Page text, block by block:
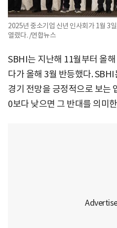
2025년 중소기업 신년 인사회가 1월 3
열렸다. /연합뉴스
SBHI는 지난해 11월부터 올
다가 올해 3월 반등했다.
경기 전망을 긍정적으로 보는
0보다 낮으면 그 반대를 의미